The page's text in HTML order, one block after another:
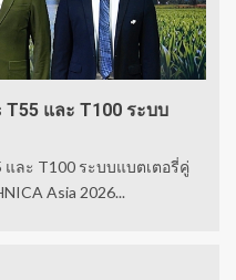
T55 และ T100 ระบบ
และ T100 ระบบแบตเตอรี่คู่
Asia 2026...